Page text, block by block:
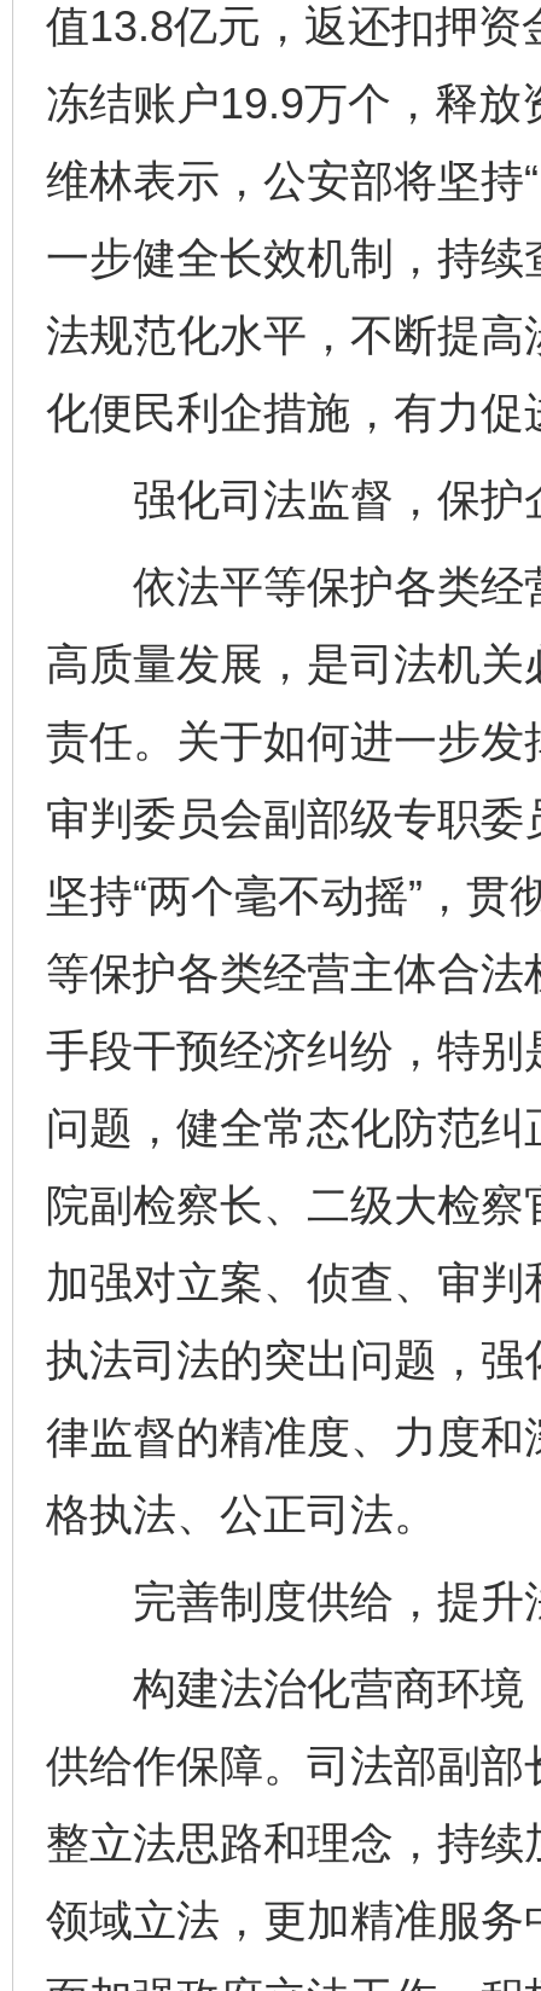
值13.8亿元，返还扣押
冻结账户19.9万个，释
维林表示，公安部将坚持
一步健全长效机制，持
法规范化水平，不断提
化便民利企措施，有力
强化司法监督，保护
依法平等保护各类经
高质量发展，是司法机
责任。关于如何进一步
审判委员会副部级专职
坚持“两个毫不动摇”，
等保护各类经营主体合
手段干预经济纠纷，特
问题，健全常态化防范
院副检察长、二级大检
加强对立案、侦查、审
执法司法的突出问题，
律监督的精准度、力度
格执法、公正司法。
完善制度供给，提升
构建法治化营商环境
供给作保障。司法部副
整立法思路和理念，持
领域立法，更加精准服